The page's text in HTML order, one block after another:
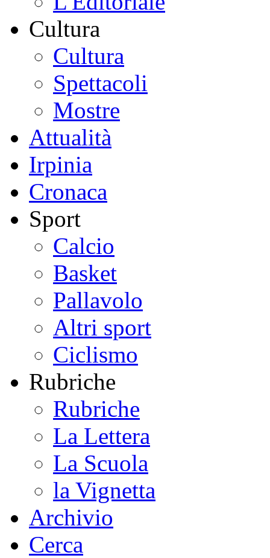
Cultura
Cultura
Spettacoli
Mostre
Attualità
Irpinia
Cronaca
Sport
Calcio
Basket
Pallavolo
Altri sport
Ciclismo
Rubriche
Rubriche
La Lettera
La Scuola
la Vignetta
Archivio
Cerca